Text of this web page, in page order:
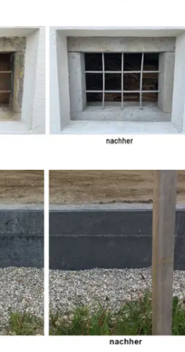
Granitsäule
Granit Fenster